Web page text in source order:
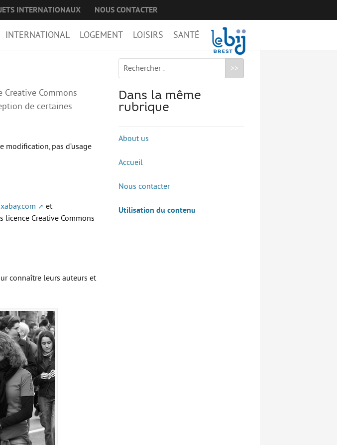
INTERNATIONAUX NOUS CONTACTER
INTERNATIONAL LOGEMENT LOISIRS SANTÉ
Commons
de certaines
modification, pas d’usage
et
Creative Commons
connaître leurs auteurs et
Rechercher :
Dans la même
rubrique
About us
Accueil
Nous contacter
Utilisation du contenu